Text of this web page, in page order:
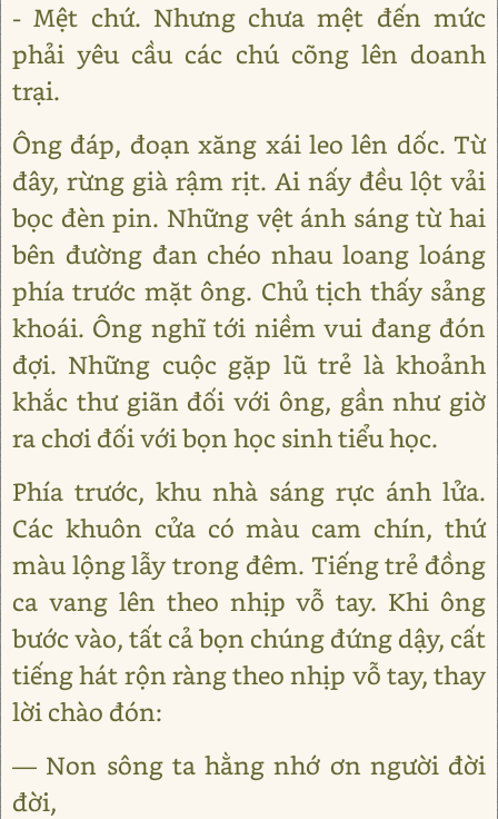
- Mệt chứ. Nhưng chưa mệt đến mức
phải yêu cầu các chú cõng lên doanh
trại.
Ông đáp, đoạn xăng xái leo lên dốc. Từ
đây, rừng già rậm rịt. Ai nấy đều lột vải
bọc đèn pin. Những vệt ánh sáng từ hai
bên đường đan chéo nhau loang loáng
phía trước mặt ông. Chủ tịch thấy sảng
khoái. Ông nghĩ tới niềm vui đang đón
đợi. Những cuộc gặp lũ trẻ là khoảnh
khắc thư giãn đối với ông, gần như giờ
ra chơi đối với bọn học sinh tiểu học.
Phía trước, khu nhà sáng rực ánh lửa.
Các khuôn cửa có màu cam chín, thứ
màu lộng lẫy trong đêm. Tiếng trẻ đồng
ca vang lên theo nhịp vỗ tay. Khi ông
bước vào, tất cả bọn chúng đứng dậy, cất
tiếng hát rộn ràng theo nhịp vỗ tay, thay
lời chào đón:
― Non sông ta hằng nhớ ơn người đời
đời,